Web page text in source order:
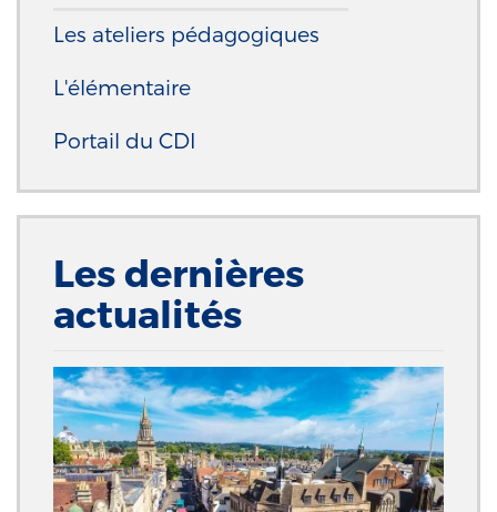
Les ateliers pédagogiques
L'élémentaire
Portail du CDI
Les dernières
actualités